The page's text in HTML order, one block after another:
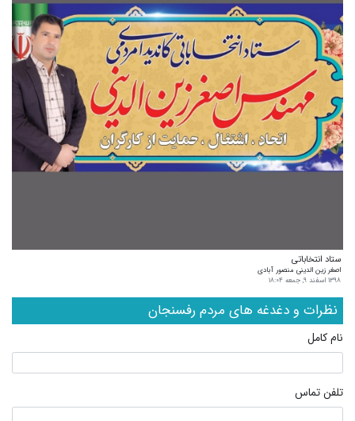
ستاد انتخاباتی
اصغر زین الدینی منصور آبادی
۱۳۹۸ اسفند ۹, جمعه ۱۸:۰۴
نظرات و دغدغه های مردم رفسنجان
نام کامل
تلفن تماس